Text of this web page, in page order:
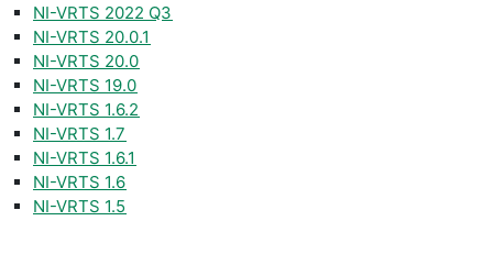
NI-VRTS 2022 Q3
NI-VRTS 20.0.1
NI-VRTS 20.0
NI-VRTS 19.0
NI-VRTS 1.6.2
NI-VRTS 1.7
NI-VRTS 1.6.1
NI-VRTS 1.6
NI-VRTS 1.5